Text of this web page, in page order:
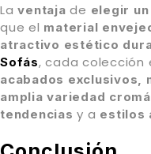
Laventaja de elegir
que el material
atractivo estético
Sofás, cada colección
acabados exclusivos,
amplia variedad
tendencias y a estilos